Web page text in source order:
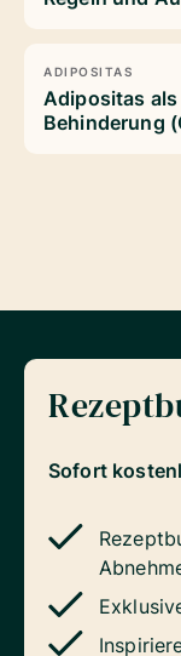
ADIPOSITAS
Adipositas als
Behinderung
Sofort